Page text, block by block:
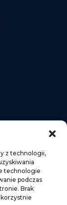
z technologii,
technologie
podczas
Brak